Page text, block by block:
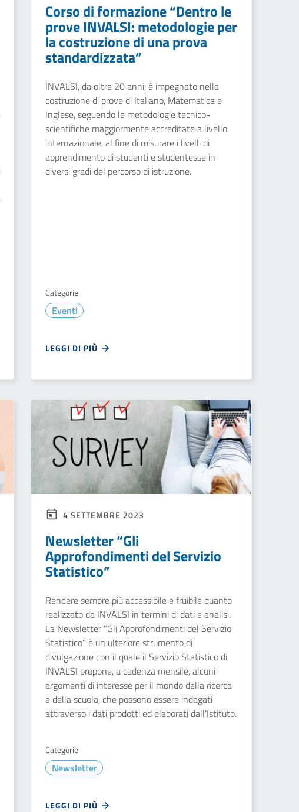
Corso di formazione “Dentro le
prove INVALSI: metodologie per
la costruzione di una prova
standardizzata”
INVALSI, da oltre 20 anni, è impegnato nella
costruzione di prove di Italiano, Matematica e
Inglese, seguendo le metodologie tecnico-
scientifiche maggiormente accreditate a livello
internazionale, al fine di misurare i livelli di
apprendimento di studenti e studentesse in
diversi gradi del percorso di istruzione.
Categorie
Eventi
LEGGI DI PIÙ
4 SETTEMBRE 2023
Newsletter “Gli
Approfondimenti del Servizio
Statistico”
Rendere sempre più accessibile e fruibile quanto
realizzato da INVALSI in termini di dati e analisi.
La Newsletter “Gli Approfondimenti del Servizio
Statistico” è un ulteriore strumento di
divulgazione con il quale il Servizio Statistico di
INVALSI propone, a cadenza mensile, alcuni
argomenti di interesse per il mondo della ricerca
e della scuola, che possono essere indagati
attraverso i dati prodotti ed elaborati dall’Istituto.
Categorie
Newsletter
LEGGI DI PIÙ